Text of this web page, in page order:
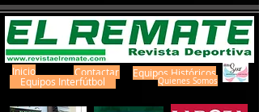
Inicio Contactar
Equipos Interfútbol
Equipos Históricos
Quienes Somos